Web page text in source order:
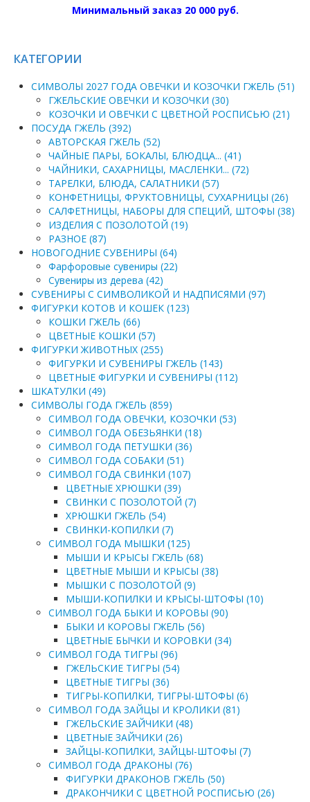
Минимальный заказ 20 000 руб.
КАТЕГОРИИ
СИМВОЛЫ 2027 ГОДА ОВЕЧКИ И КОЗОЧКИ ГЖЕЛЬ (51)
ГЖЕЛЬСКИЕ ОВЕЧКИ И КОЗОЧКИ (30)
КОЗОЧКИ И ОВЕЧКИ С ЦВЕТНОЙ РОСПИСЬЮ (21)
ПОСУДА ГЖЕЛЬ (392)
АВТОРСКАЯ ГЖЕЛЬ (52)
ЧАЙНЫЕ ПАРЫ, БОКАЛЫ, БЛЮДЦА... (41)
ЧАЙНИКИ, САХАРНИЦЫ, МАСЛЕНКИ... (72)
ТАРЕЛКИ, БЛЮДА, САЛАТНИКИ (57)
КОНФЕТНИЦЫ, ФРУКТОВНИЦЫ, СУХАРНИЦЫ (26)
САЛФЕТНИЦЫ, НАБОРЫ ДЛЯ СПЕЦИЙ, ШТОФЫ (38)
ИЗДЕЛИЯ С ПОЗОЛОТОЙ (19)
РАЗНОЕ (87)
НОВОГОДНИЕ СУВЕНИРЫ (64)
Фарфоровые сувениры (22)
Сувениры из дерева (42)
СУВЕНИРЫ С СИМВОЛИКОЙ И НАДПИСЯМИ (97)
ФИГУРКИ КОТОВ И КОШЕК (123)
КОШКИ ГЖЕЛЬ (66)
ЦВЕТНЫЕ КОШКИ (57)
ФИГУРКИ ЖИВОТНЫХ (255)
ФИГУРКИ И СУВЕНИРЫ ГЖЕЛЬ (143)
ЦВЕТНЫЕ ФИГУРКИ И СУВЕНИРЫ (112)
ШКАТУЛКИ (49)
СИМВОЛЫ ГОДА ГЖЕЛЬ (859)
СИМВОЛ ГОДА ОВЕЧКИ, КОЗОЧКИ (53)
СИМВОЛ ГОДА ОБЕЗЬЯНКИ (18)
СИМВОЛ ГОДА ПЕТУШКИ (36)
СИМВОЛ ГОДА СОБАКИ (51)
СИМВОЛ ГОДА СВИНКИ (107)
ЦВЕТНЫЕ ХРЮШКИ (39)
СВИНКИ С ПОЗОЛОТОЙ (7)
ХРЮШКИ ГЖЕЛЬ (54)
СВИНКИ-КОПИЛКИ (7)
СИМВОЛ ГОДА МЫШКИ (125)
МЫШИ И КРЫСЫ ГЖЕЛЬ (68)
ЦВЕТНЫЕ МЫШИ И КРЫСЫ (38)
МЫШКИ С ПОЗОЛОТОЙ (9)
МЫШИ-КОПИЛКИ И КРЫСЫ-ШТОФЫ (10)
СИМВОЛ ГОДА БЫКИ И КОРОВЫ (90)
БЫКИ И КОРОВЫ ГЖЕЛЬ (56)
ЦВЕТНЫЕ БЫЧКИ И КОРОВКИ (34)
СИМВОЛ ГОДА ТИГРЫ (96)
ГЖЕЛЬСКИЕ ТИГРЫ (54)
ЦВЕТНЫЕ ТИГРЫ (36)
ТИГРЫ-КОПИЛКИ, ТИГРЫ-ШТОФЫ (6)
СИМВОЛ ГОДА ЗАЙЦЫ И КРОЛИКИ (81)
ГЖЕЛЬСКИЕ ЗАЙЧИКИ (48)
ЦВЕТНЫЕ ЗАЙЧИКИ (26)
ЗАЙЦЫ-КОПИЛКИ, ЗАЙЦЫ-ШТОФЫ (7)
СИМВОЛ ГОДА ДРАКОНЫ (76)
ФИГУРКИ ДРАКОНОВ ГЖЕЛЬ (50)
ДРАКОНЧИКИ С ЦВЕТНОЙ РОСПИСЬЮ (26)